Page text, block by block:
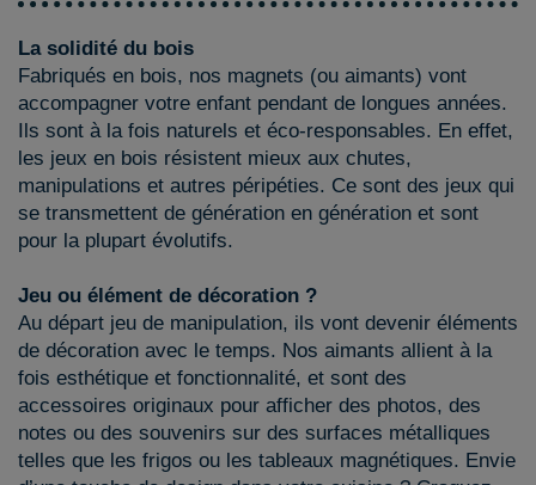
La solidité du bois
Fabriqués en bois, nos magnets (ou aimants) vont
accompagner votre enfant pendant de longues années.
Ils sont à la fois naturels et éco-responsables. En effet,
les jeux en bois résistent mieux aux chutes,
manipulations et autres péripéties. Ce sont des jeux qui
se transmettent de génération en génération et sont
pour la plupart évolutifs.
Jeu ou élément de décoration ?
Au départ jeu de manipulation, ils vont devenir éléments
de décoration avec le temps. Nos aimants allient à la
fois esthétique et fonctionnalité, et sont des
accessoires originaux pour afficher des photos, des
notes ou des souvenirs sur des surfaces métalliques
telles que les frigos ou les tableaux magnétiques. Envie